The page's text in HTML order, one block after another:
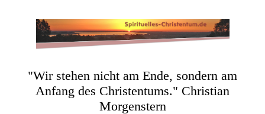
"Wir stehen nicht am Ende, sondern am
Anfang des Christentums." Christian
Morgenstern